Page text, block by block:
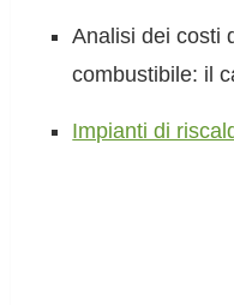
Analisi dei costi
combustibile: il
Impianti di